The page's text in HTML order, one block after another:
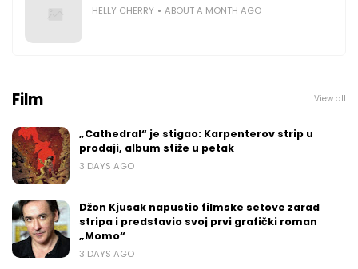
HELLY CHERRY ABOUT A MONTH AGO
Film View all
„Cathedral“ je stigao: Karpenterov strip u
prodaji, album stiže u petak
3 DAYS AGO
Džon Kjusak napustio filmske setove zarad
stripa i predstavio svoj prvi grafički roman
„Momo“
3 DAYS AGO